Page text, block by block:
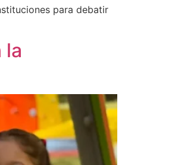
para debatir
la